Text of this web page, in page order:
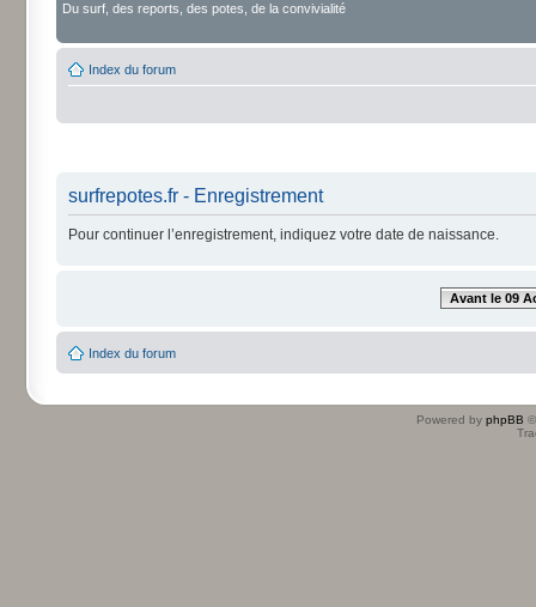
Du surf, des reports, des potes, de la convivialité
Index du forum
surfrepotes.fr - Enregistrement
Pour continuer l’enregistrement, indiquez votre date de naissance.
Avant le 09
Index du forum
Powered by phpBB